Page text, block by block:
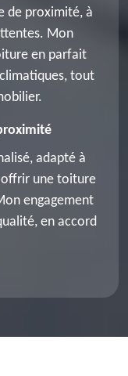
de proximité, à
Mon
en parfait
tout
adapté à
offrir une toiture
engagement
en accord